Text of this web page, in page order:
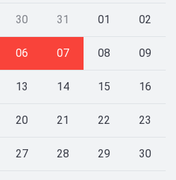
30 31 01 02
06 07 08 09
13 14 15 16
20 21 22 23
27 28 29 30